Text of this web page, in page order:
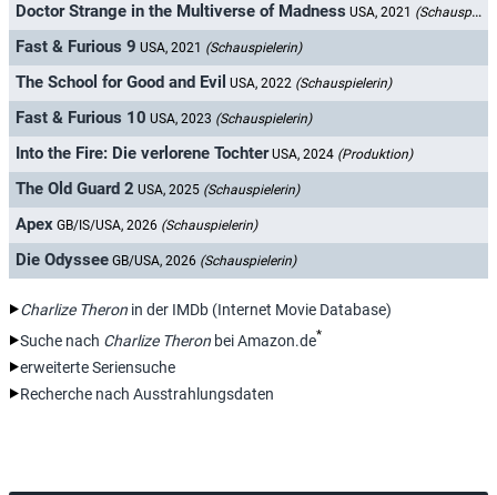
Doctor Strange in the Multiverse of Madness USA, 2021 (Schauspielerin)
Fast & Furious 9 USA, 2021 (Schauspielerin)
The School for Good and Evil USA, 2022 (Schauspielerin)
Fast & Furious 10 USA, 2023 (Schauspielerin)
Into the Fire: Die verlorene Tochter USA, 2024 (Produktion)
The Old Guard 2 USA, 2025 (Schauspielerin)
Apex GB/IS/USA, 2026 (Schauspielerin)
Die Odyssee GB/USA, 2026 (Schauspielerin)
Charlize Theron in der IMDb (Internet Movie Database)
Suche nach Charlize Theron bei Amazon.de*
erweiterte Seriensuche
Recherche nach Ausstrahlungsdaten